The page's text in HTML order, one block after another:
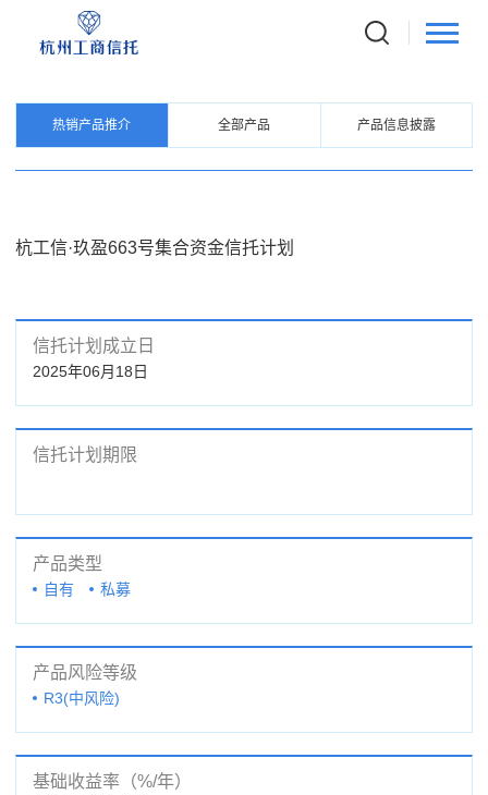
信托产品
热销产品推介 全部产品 产品信息披露
杭工信·玖盈663号集合资金信托计划
信托计划成立日
2025年06月18日
信托计划期限
产品类型
自有 私募
产品风险等级
R3(中风险)
基础收益率（%/年）